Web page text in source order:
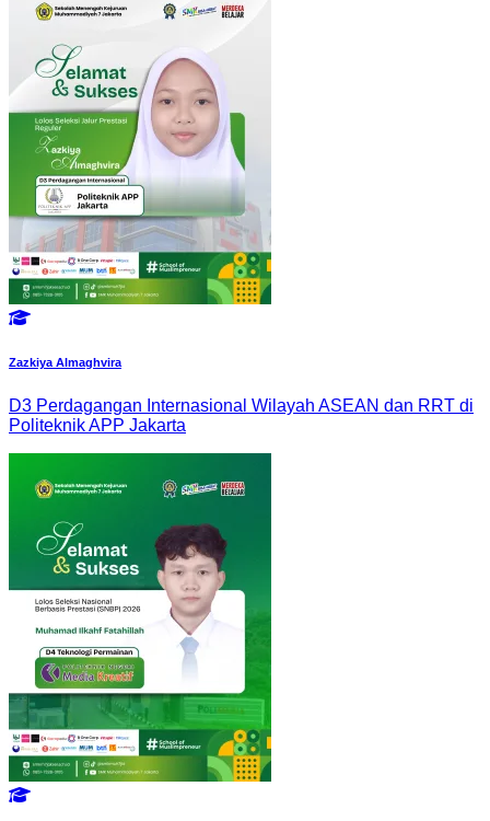
Zazkiya Almaghvira
D3 Perdagangan Internasional Wilayah ASEAN dan RRT di
Politeknik APP Jakarta